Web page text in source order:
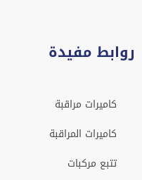
روابط مفيدة
كاميرات مراقبة
كاميرات المراقبة
تتبع مركبات